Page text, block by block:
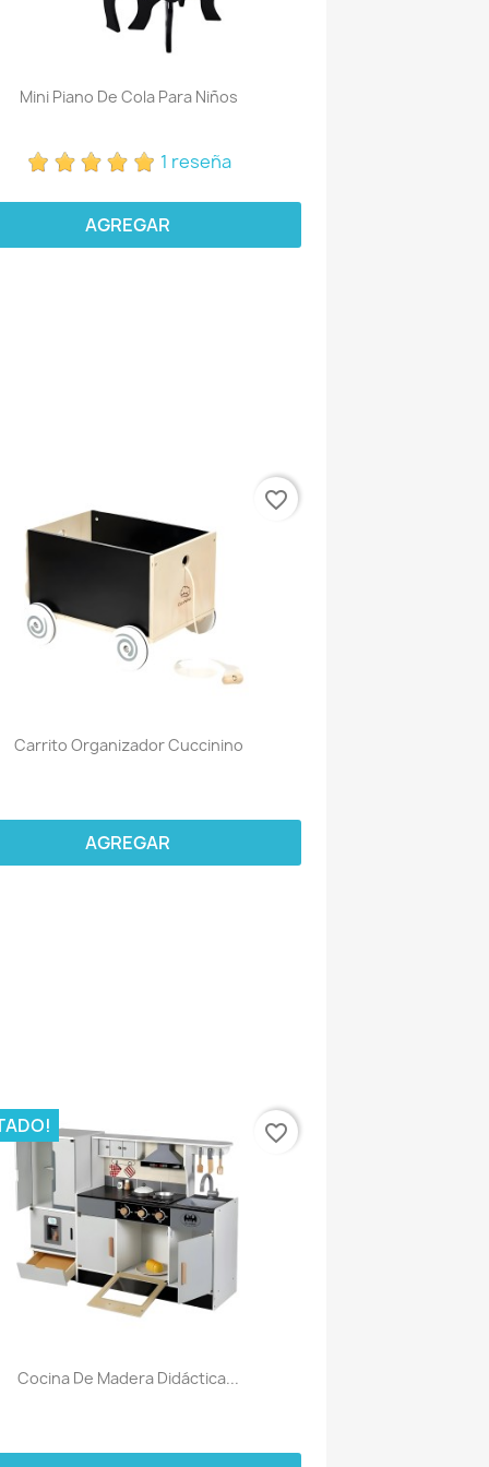
Mini Piano De Cola Para Niños
1 reseña
AGREGAR
Carrito Organizador Cuccinino
AGREGAR
favorite_border
Cocina De Madera Didáctica...
favorite_border